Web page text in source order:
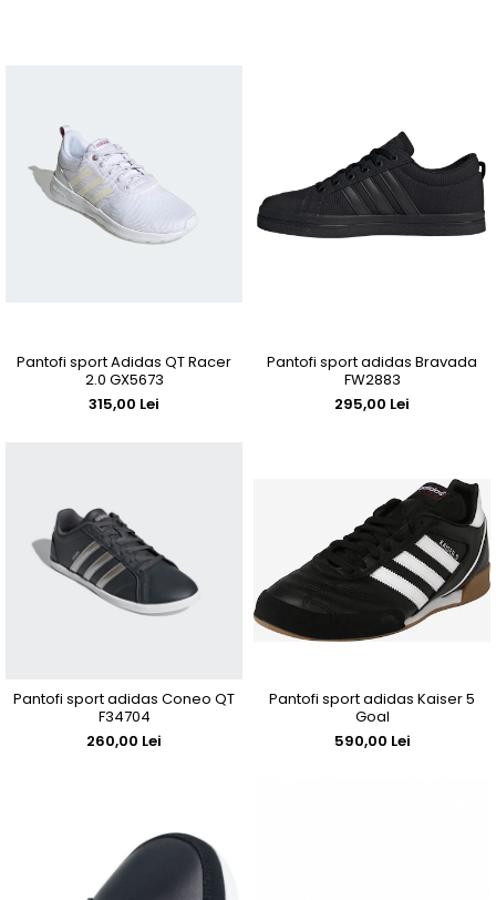
Pantofi sport Adidas QT Racer
2.0 GX5673
315,00 Lei
Pantofi sport adidas Bravada
FW2883
295,00 Lei
Pantofi sport adidas Coneo QT
F34704
260,00 Lei
Pantofi sport adidas Kaiser 5
Goal
590,00 Lei